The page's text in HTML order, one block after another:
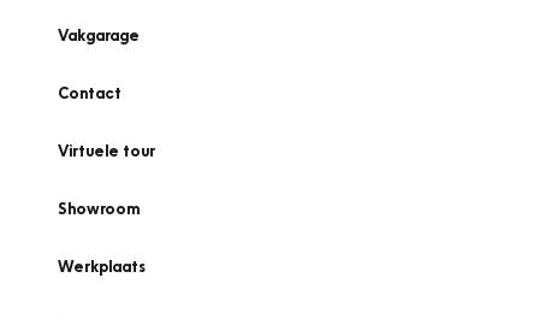
Vakgarage
Contact
Virtuele tour
Showroom
Werkplaats